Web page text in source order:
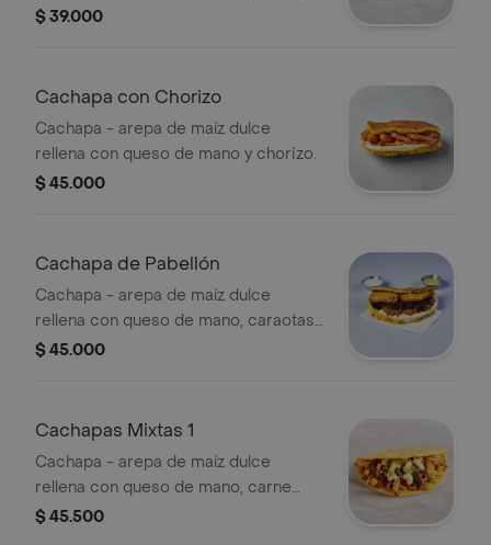
aguacate.
$ 39.000
Cachapa con Chorizo
Cachapa - arepa de maíz dulce
rellena con queso de mano y chorizo.
$ 45.000
Cachapa de Pabellón
Cachapa - arepa de maíz dulce
rellena con queso de mano, caraotas,
carne desmechada, tajada y queso
$ 45.000
Cachapas Mixtas 1
Cachapa - arepa de maíz dulce
rellena con queso de mano, carne
desmechada y pollo desmechado.
$ 45.500